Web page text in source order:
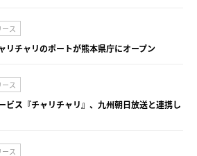
ース
チャリのポートが熊本県庁にオープン
ース
ス『チャリチャリ』、九州朝日放送と連携し
ース